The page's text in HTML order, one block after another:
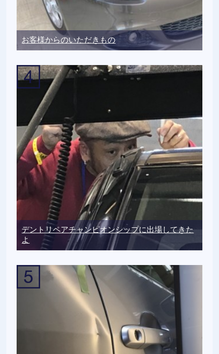
お客様からのいただきもの
デントリペアチャンピオンシップに出場してきた
よ